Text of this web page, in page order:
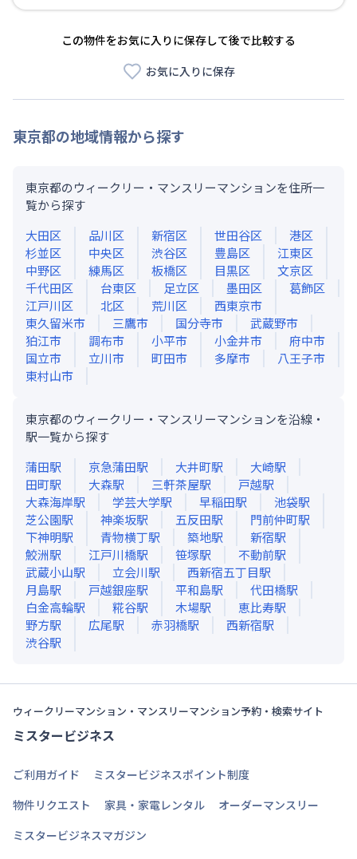
この物件をお気に入りに保存して後で比較する
お気に入りに保存
東京都の地域情報から探す
東京都のウィークリー・マンスリーマンションを住所一
覧から探す
大田区
品川区 新宿区 世田谷区
港区
杉並区
中央区 渋谷区 豊島区
江東区
中野区
練馬区 板橋区 目黒区
文京区
千代田区
台東区 足立区 墨田区
葛飾区
江戸川区
北区 荒川区
西東京市
東久留米市
三鷹市 国分寺市
武蔵野市
狛江市
調布市 小平市 小金井市
府中市
国立市
立川市 町田市 多摩市
八王子市
東村山市
東京都のウィークリー・マンスリーマンションを沿線・
駅一覧から探す
蒲田駅 京急蒲田駅 大井町駅 大崎駅
田町駅 大森駅 三軒茶屋駅 戸越駅
大森海岸駅 学芸大学駅 早稲田駅 池袋駅
芝公園駅 神楽坂駅 五反田駅 門前仲町駅
下神明駅 青物横丁駅 築地駅 新宿駅
鮫洲駅 江戸川橋駅 笹塚駅 不動前駅
武蔵小山駅 立会川駅 西新宿五丁目駅
月島駅 戸越銀座駅 平和島駅 代田橋駅
白金高輪駅 糀谷駅 木場駅 恵比寿駅
野方駅 広尾駅 赤羽橋駅 西新宿駅
渋谷駅
ウィークリーマンション・マンスリーマンション予約・検索サイト
ミスタービジネス
ご利用ガイド
ミスタービジネスポイント制度
物件リクエスト
家具・家電レンタル
オーダーマンスリー
ミスタービジネスマガジン